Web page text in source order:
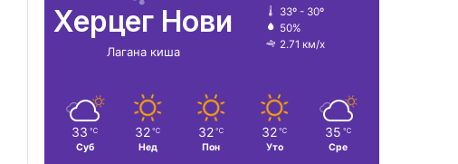
Херцег Нови
Лагана киша
33º - 30º
50%
2.71 км/х
33 ℃
Суб
32 ℃
Нед
32 ℃
Пон
32 ℃
Уто
35 ℃
Сре